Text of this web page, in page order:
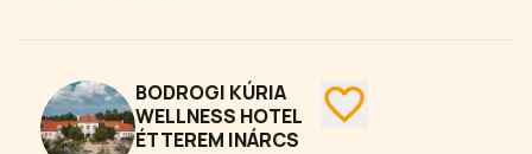
BODROGI KÚRIA
WELLNESS HOTEL
ÉTTEREM INÁRCS